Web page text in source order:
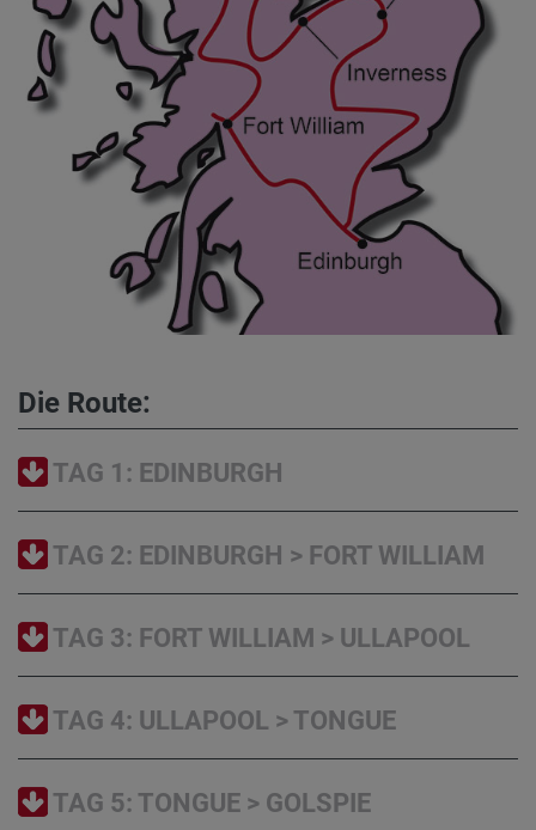
Die Route:
TAG 1: EDINBURGH
TAG 2: EDINBURGH > FORT WILLIAM
TAG 3: FORT WILLIAM > ULLAPOOL
TAG 4: ULLAPOOL > TONGUE
TAG 5: TONGUE > GOLSPIE